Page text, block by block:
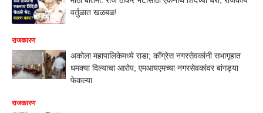
वर्तुळात खळबळ!
राजकारण
अकोला महापालिकेमध्ये राडा; काँग्रेस नगरसेवकांनी सभागृहात
धमक्या दिल्याचा आरोप; एमआयएमच्या नगरसेवकांवर बांगड्या
फेकल्या
राजकारण